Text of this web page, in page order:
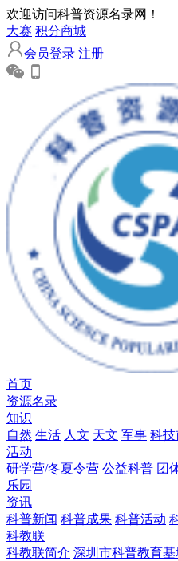
欢迎访问科普资源名录网！
大赛 积分商城
会员登录 注册
首页
资源名录
知识
自然 生活 人文 天文 军事 科
活动
研学营/冬夏令营 公益科普 团
乐园
资讯
科普新闻 科普成果 科普活动
科教联
科教联简介 深圳市科普教育基